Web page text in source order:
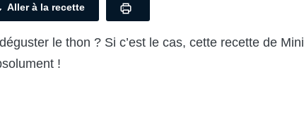
Aller à la recette
le thon ? Si c’est le cas, cette recette de Mini
!